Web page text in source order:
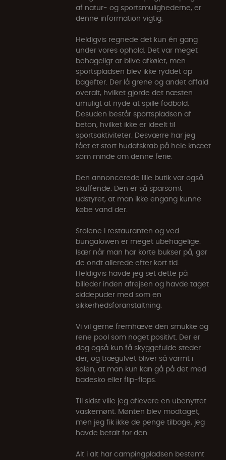
af natur- og sportsmulighederne, er
denne information vigtig.
Heldigvis regnede det kun én gang
under vores ophold. Det var meget
behageligt at blive afkølet, men
sportspladsen blev ikke ryddet op
bagefter. Der lå grene og andet affald
overalt, hvilket gjorde det næsten
umuligt at nyde at spille fodbold.
Desuden består sportspladsen af
beton, hvilket ikke er ideelt til
sportsaktiviteter. Desværre har jeg
fået et stort hudafskrab på hele knæet
som minde om denne ferie.
Den annoncerede lille butik var også
skuffende. Den er så sparsomt
udstyret, at man ikke engang kunne
købe vand der.
Stolene i restauranten og ved
bungalowen er meget ubehagelige.
Især når man har korte bukser på, gør
de ondt allerede efter kort tid.
Heldigvis havde jeg set dette på
billeder inden afrejsen og havde taget
siddepuder med som en
sikkerhedsforanstaltning.
Vi vil gerne fremhæve den smukke og
rene pool som noget positivt. Der er
dog også kun få skyggefulde steder
der, og trægulvet bliver så varmt i
solen, at man kun kan gå på det med
badesko eller flip-flops.
Til sidst ville jeg aflevere en ubenyttet
vaskemønt. Mønten blev modtaget,
men jeg fik ikke de penge tilbage, jeg
havde betalt for den.
Alt i alt har campingpladsen bestemt